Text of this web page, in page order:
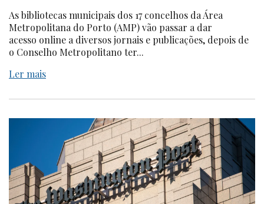
As bibliotecas municipais dos 17 concelhos da Área
Metropolitana do Porto (AMP) vão passar a dar
acesso online a diversos jornais e publicações, depois de
o Conselho Metropolitano ter...
Ler mais